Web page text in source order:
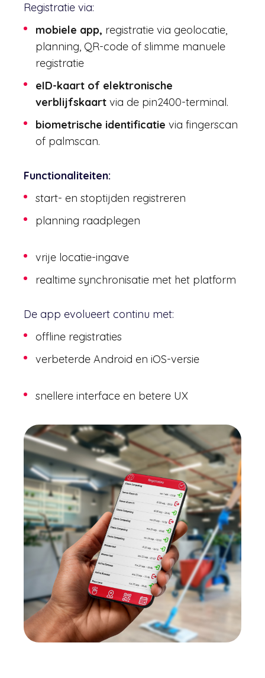
Registratie via:
mobiele app, registratie via geolocatie,
planning, QR-code of slimme manuele
registratie
eID-kaart of elektronische
verblijfskaart via de pin2400-terminal.
biometrische identificatie via fingerscan
of palmscan.
Functionaliteiten:
start- en stoptijden registreren
planning raadplegen
vrije locatie-ingave
realtime synchronisatie met het platform
De app evolueert continu met:
offline registraties
verbeterde Android en iOS-versie
snellere interface en betere UX